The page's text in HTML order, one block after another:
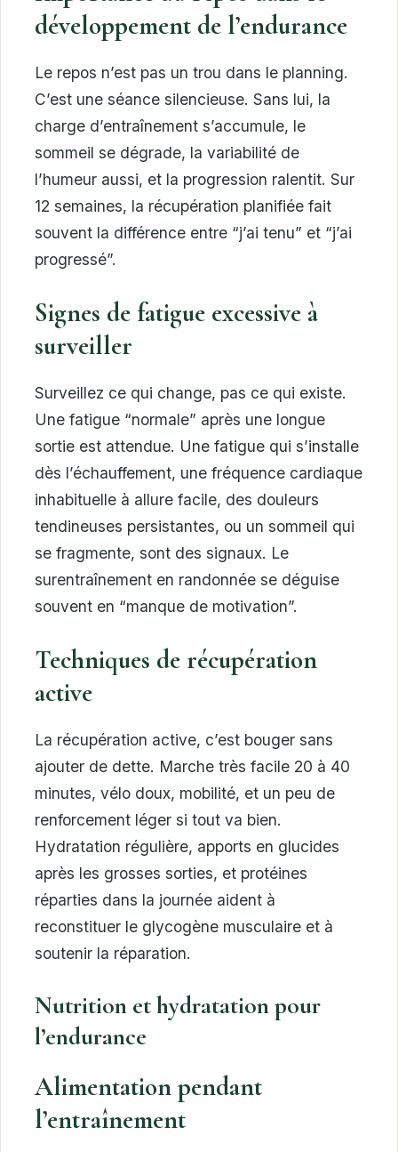
développement de l’endurance
Le repos n’est pas un trou dans le planning.
C’est une séance silencieuse. Sans lui, la
charge d’entraînement s’accumule, le
sommeil se dégrade, la variabilité de
l’humeur aussi, et la progression ralentit. Sur
12 semaines, la récupération planifiée fait
souvent la différence entre “j’ai tenu” et “j’ai
progressé”.
Signes de fatigue excessive à
surveiller
Surveillez ce qui change, pas ce qui existe.
Une fatigue “normale” après une longue
sortie est attendue. Une fatigue qui s’installe
dès l’échauffement, une fréquence cardiaque
inhabituelle à allure facile, des douleurs
tendineuses persistantes, ou un sommeil qui
se fragmente, sont des signaux. Le
surentraînement en randonnée se déguise
souvent en “manque de motivation”.
Techniques de récupération
active
La récupération active, c’est bouger sans
ajouter de dette. Marche très facile 20 à 40
minutes, vélo doux, mobilité, et un peu de
renforcement léger si tout va bien.
Hydratation régulière, apports en glucides
après les grosses sorties, et protéines
réparties dans la journée aident à
reconstituer le glycogène musculaire et à
soutenir la réparation.
Nutrition et hydratation pour
l’endurance
Alimentation pendant
l’entraînement